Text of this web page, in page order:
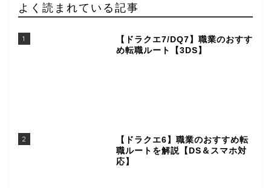
よく読まれている記事
1
【ドラクエ7/DQ7】職業のおすす
め転職ルート【3DS】
2
【ドラクエ6】職業のおすすめ転
職ルートを解説【DS＆スマホ対
応】